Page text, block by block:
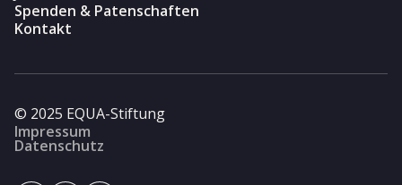
Spenden & Patenschaften
Kontakt
© 2025 EQUA-Stiftung
Impressum
Datenschutz